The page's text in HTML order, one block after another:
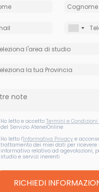
Ho letto e accetto Termini e Condizioni
del Servizio AteneiOnline
Ho letto l'Informativa Privacy e
trattamento dei miei dati per ricevere
informativo relativo ad agevolazioni,
studio e servizi inerenti